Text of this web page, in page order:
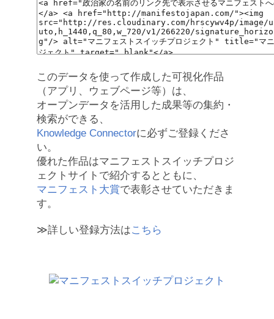
このデータを使って作成した可視化作品
（アプリ、ウェブページ等）は、
オープンデータを活用した成果等の集約・
検索ができる、
Knowledge Connectorに必ずご登録くださ
い。
優れた作品はマニフェストスイッチプロジ
ェクトサイトで紹介するとともに、
マニフェスト大賞で表彰させていただきま
す。
≫詳しい登録方法はこちら